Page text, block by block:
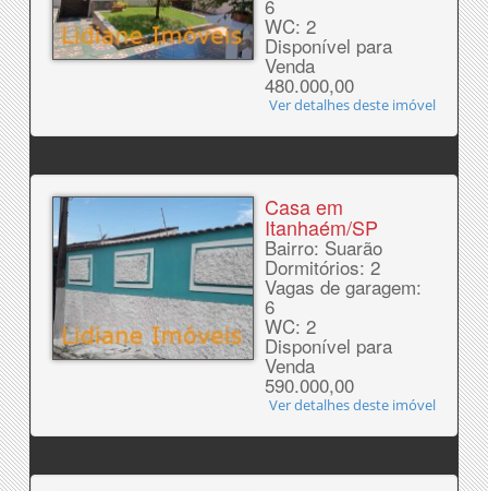
6
WC: 2
Disponível para
Venda
480.000,00
Ver detalhes deste imóvel
Casa em
Itanhaém/SP
Bairro: Suarão
Dormitórios: 2
Vagas de garagem:
6
WC: 2
Disponível para
Venda
590.000,00
Ver detalhes deste imóvel